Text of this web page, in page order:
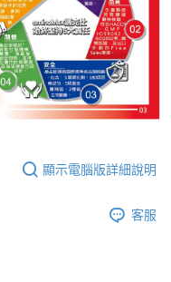
顯示電腦版詳細說明
客服